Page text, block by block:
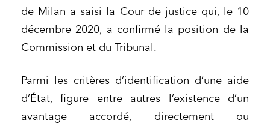
de Milan a saisi la Cour de justice qui, le 10
décembre 2020, a confirmé la position de la
Commission et du Tribunal.
Parmi les critères d’identification d’une aide
d’État, figure entre autres l’existence d’un
avantage accordé, directement ou